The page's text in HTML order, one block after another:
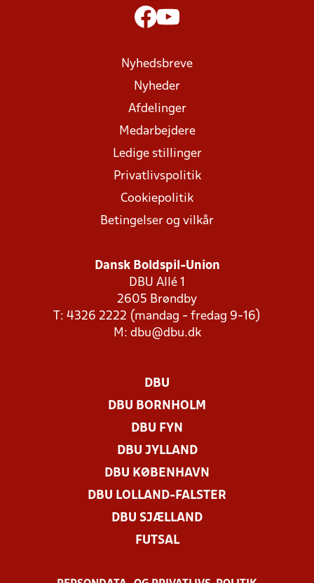
Nyhedsbreve
Nyheder
Afdelinger
Medarbejdere
Ledige stillinger
Privatlivspolitik
Cookiepolitik
Betingelser og vilkår
Dansk Boldspil-Union
DBU Allé 1
2605 Brøndby
T: 4326 2222 (mandag - fredag 9-16)
M: dbu@dbu.dk
DBU
DBU BORNHOLM
DBU FYN
DBU JYLLAND
DBU KØBENHAVN
DBU LOLLAND-FALSTER
DBU SJÆLLAND
FUTSAL